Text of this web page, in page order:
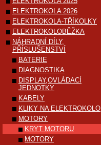
ELEKTROKOLA 2026
ELEKTROKOLA-TŘÍKOLKY
ELEKTROKOLOBĚŽKA
NÁHRADNÍ DÍLY,
PŘÍSLUŠENSTVÍ
BATERIE
DIAGNOSTIKA
DISPLAY,OVLÁDACÍ
JEDNOTKY
KABELY
KLIKY NA ELEKTROKOLO
MOTORY
KRYT MOTORU
MOTORY